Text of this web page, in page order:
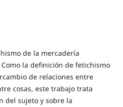
de la mercadería
la definición de fetichismo
de relaciones entre
cosas, este trabajo trata
del sujeto y sobre la